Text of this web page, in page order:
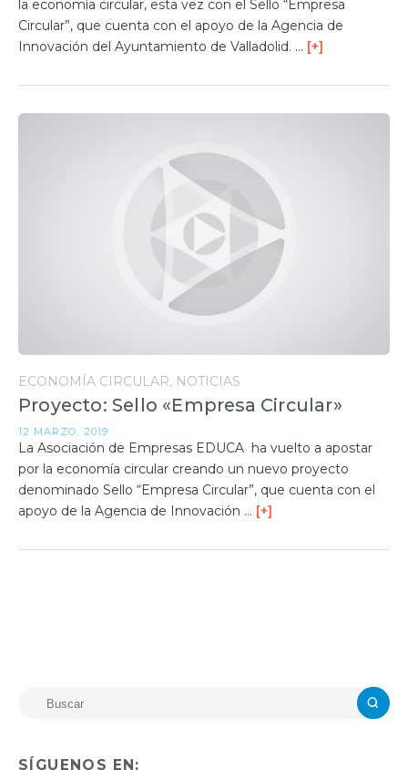
la economía circular, esta vez con el Sello “Empresa
Circular”, que cuenta con el apoyo de la Agencia de
Innovación del Ayuntamiento de Valladolid. … [+]
ECONOMÍA CIRCULAR NOTICIAS
Proyecto: Sello «Empresa Circular»
12 MARZO, 2019
La Asociación de Empresas EDUCA ha vuelto a apostar
por la economía circular creando un nuevo proyecto
denominado Sello “Empresa Circular”, que cuenta con el
apoyo de la Agencia de Innovación … [+]
SÍGUENOS EN: